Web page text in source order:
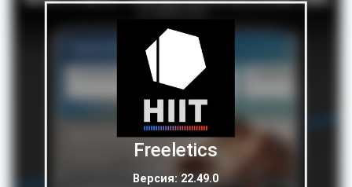
Freeletics
Версия: 22.49.0